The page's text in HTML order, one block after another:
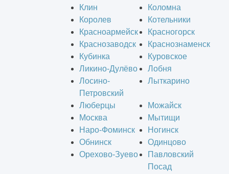
Клин
Коломна
Королев
Котельники
Красноармейск
Красногорск
Краснозаводск
Краснознаменск
Кубинка
Куровское
Ликино-Дулёво
Лобня
Лосино-
Петровский
Лыткарино
Люберцы
Можайск
Москва
Мытищи
Наро-Фоминск
Ногинск
Обнинск
Одинцово
Орехово-Зуево
Павловский
Посад